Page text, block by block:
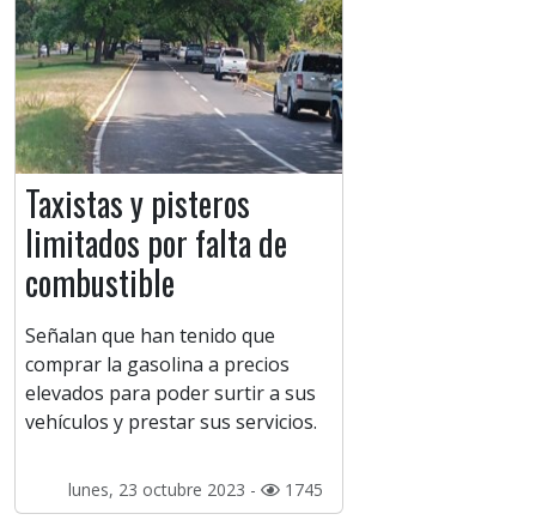
Taxistas y pisteros
limitados por falta de
combustible
Señalan que han tenido que
comprar la gasolina a precios
elevados para poder surtir a sus
vehículos y prestar sus servicios.
lunes, 23 octubre 2023 - 1745